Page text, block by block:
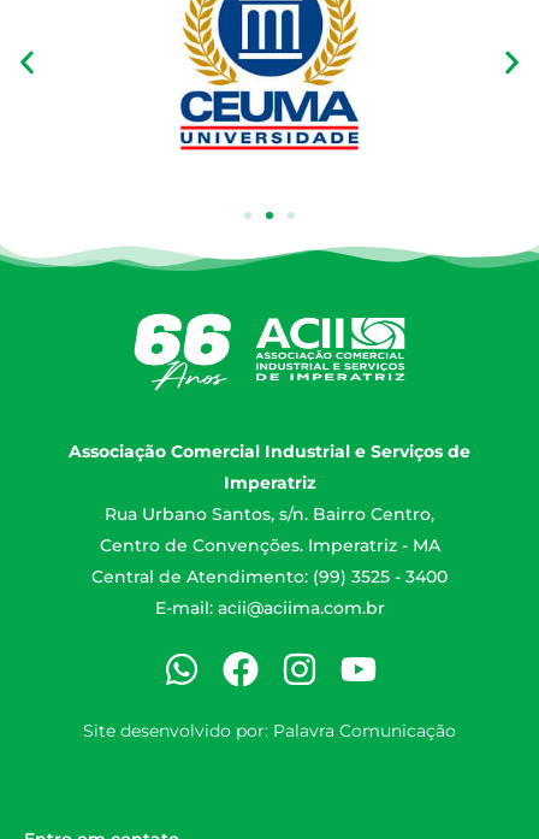
Associação Comercial Industrial e Serviços de
Imperatriz
Rua Urbano Santos, s/n. Bairro Centro,
Centro de Convenções. Imperatriz - MA
Central de Atendimento: (99) 3525 - 3400
E-mail: acii@aciima.com.br
Site desenvolvido por: Palavra Comunicação